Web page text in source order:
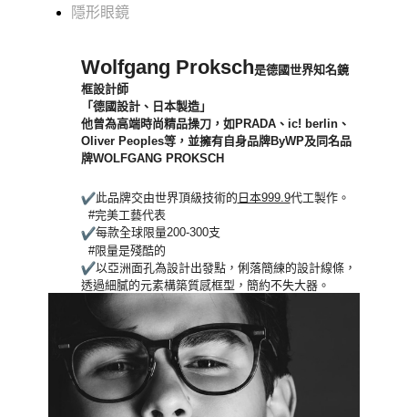
隱形眼鏡
Wolfgang Proksch是德國世界知名鏡
框設計師
「德國設計、日本製造」
他曾為高端時尚精品操刀，如PRADA、ic! berlin、
Oliver Peoples等，並擁有自身品牌ByWP及同名品
牌WOLFGANG PROKSCH
此品牌交由世界頂級技術的 日本999.9代工製作。
#完美工藝代表
每款全球限量200-300支
#限量是殘酷的
以亞洲面孔為設計出發點，俐落簡練的設計線條，
透過細膩的元素構築質感框型，簡約不失大器。